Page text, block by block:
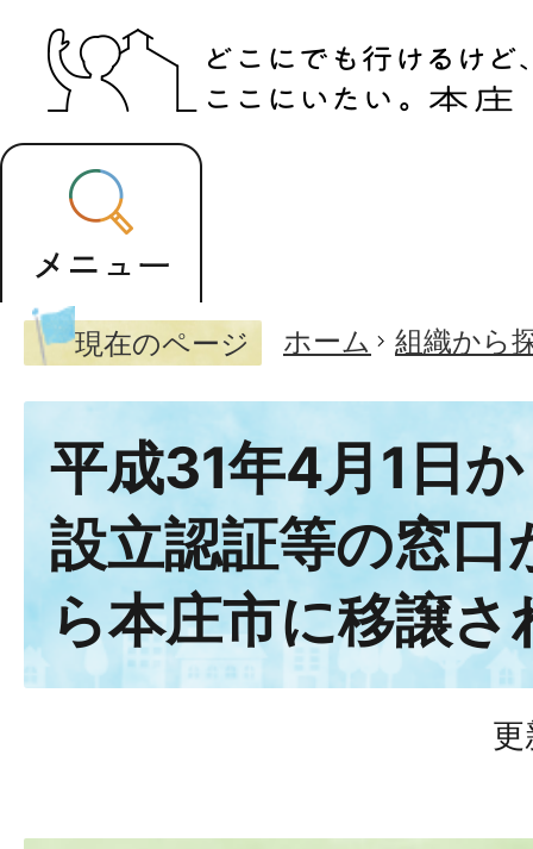
現在のページ ホーム 組織から
平成31年4月1日
設立認証等の窓口
ら本庄市に移譲